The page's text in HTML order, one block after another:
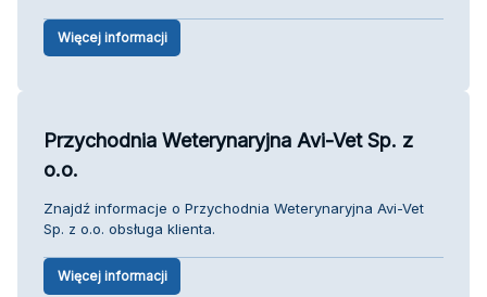
Więcej informacji
Przychodnia Weterynaryjna Avi-Vet Sp. z
o.o.
Znajdź informacje o Przychodnia Weterynaryjna Avi-Vet
Sp. z o.o. obsługa klienta.
Więcej informacji